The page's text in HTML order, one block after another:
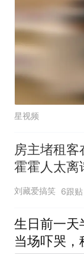
星视频
房主堵租
霍霍人太离
苦不堪言
刘藏爱搞笑 6跟贴
生日前一天
当场吓哭，